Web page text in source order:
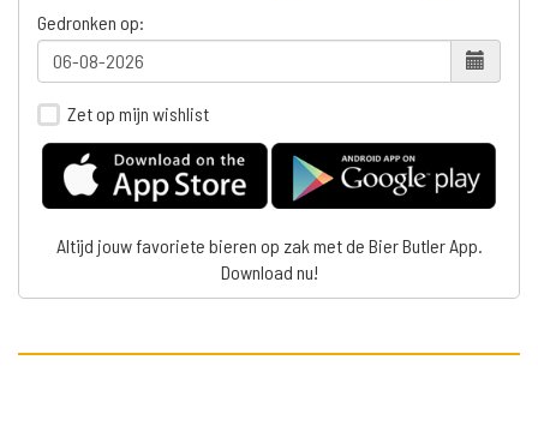
Gedronken op:
Zet op mijn wishlist
Altijd jouw favoriete bieren op zak met de Bier Butler App.
Download nu!